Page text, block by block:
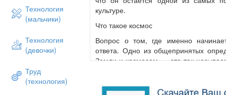
Технология
(мальчики)
Технология
(девочки)
Труд
(технология)
культуре.
Что такое космос
Вопрос о том, где именно
ответа. Одно из общепринятых
Земли и космосом — это так
что аэродинамический полёт